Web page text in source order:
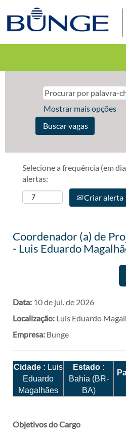
Mostrar mais opções
Selecione a frequência (em
alertas:
Criar alerta
Coordenador (a) de
- Luis Eduardo
Data: 10 de jul. de 2026
Localização: Luis Eduardo
Empresa: Bunge
Cidade : Luis
Eduardo
Magalhães
Estado :
Bahia (BR-
BA)
Objetivos do Cargo